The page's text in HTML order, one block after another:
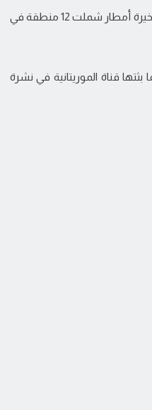
الريادة: تهاطلت خلال الـ24 ساعة الأخيرة أمطار شملت 12 منطقة في
قناة الموريتانية في نشرة